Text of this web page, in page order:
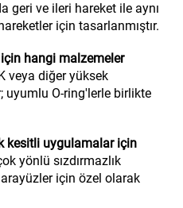
geri ve ileri hareket ile aynı
için tasarlanmıştır.
için hangi malzemeler
veya diğer yüksek
uyumlu O-ring'lerle birlikte
kesitli uygulamalar için
yönlü sızdırmazlık
için özel olarak